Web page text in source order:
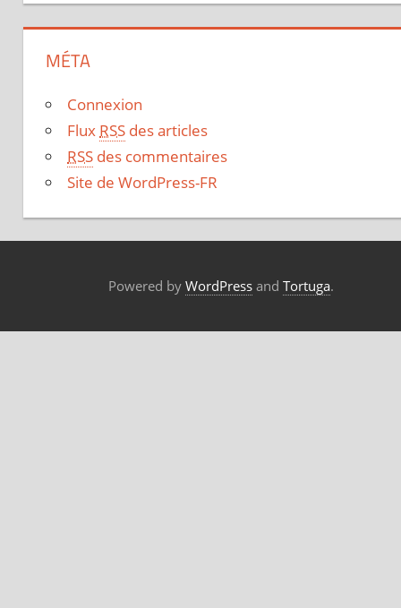
MÉTA
Connexion
Flux RSS des articles
RSS des commentaires
Site de WordPress-FR
Powered by WordPressand Tortuga.